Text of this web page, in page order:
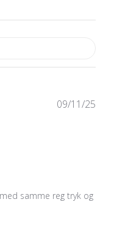
samme reg tryk og
09/11/25